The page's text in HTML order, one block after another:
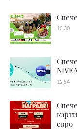
10:30
12:54
евро